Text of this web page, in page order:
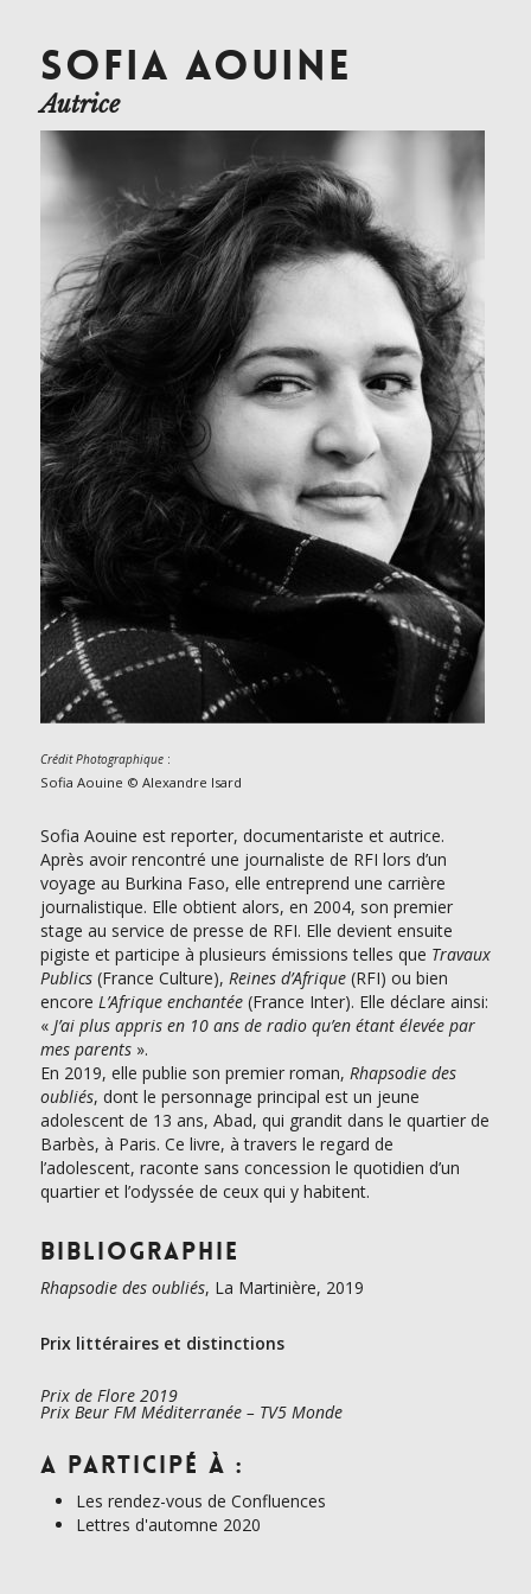
SOFIA AOUINE
Autrice
Crédit Photographique:
Sofia Aouine © Alexandre Isard
Sofia Aouine est reporter, documentariste et autrice.
Après avoir rencontré une journaliste de RFI lors d’un
voyage au Burkina Faso, elle entreprend une carrière
journalistique. Elle obtient alors, en 2004, son premier
stage au service de presse de RFI. Elle devient ensuite
pigiste et participe à plusieurs émissions telles que Travaux
Publics(France Culture), Reines d’Afrique(RFI) ou bien
encore L’Afrique enchantée(France Inter). Elle déclare ainsi:
« J’ai plus appris en 10 ans de radio qu’en étant élevée par
mes parents ».
En 2019, elle publie son premier roman, Rhapsodie des
oubliés, dont le personnage principal est un jeune
adolescent de 13 ans, Abad, qui grandit dans le quartier de
Barbès, à Paris. Ce livre, à travers le regard de
l’adolescent, raconte sans concession le quotidien d’un
quartier et l’odyssée de ceux qui y habitent.
Bibliographie
Rhapsodie des oubliés, La Martinière, 2019
Prix littéraires et distinctions
Prix de Flore 2019
Prix Beur FM Méditerranée – TV5 Monde
A participé à :
Les rendez-vous de Confluences
Lettres d'automne 2020